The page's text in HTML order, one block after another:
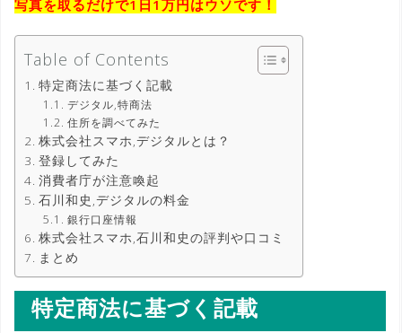
写真を取るだけで1日1万円はウソです！
Table of Contents
特定商法に基づく記載
デジタル,特商法
住所を調べてみた
株式会社スマホ,デジタルとは？
登録してみた
消費者庁が注意喚起
石川和史,デジタルの料金
銀行口座情報
株式会社スマホ,石川和史の評判や口コミ
まとめ
特定商法に基づく記載